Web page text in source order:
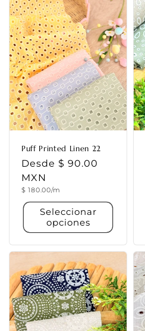
Puff Printed Linen 22
Precio
habitual
Desde $ 90.00
MXN
Precio
$ 180.00/m
Seleccionar
opciones